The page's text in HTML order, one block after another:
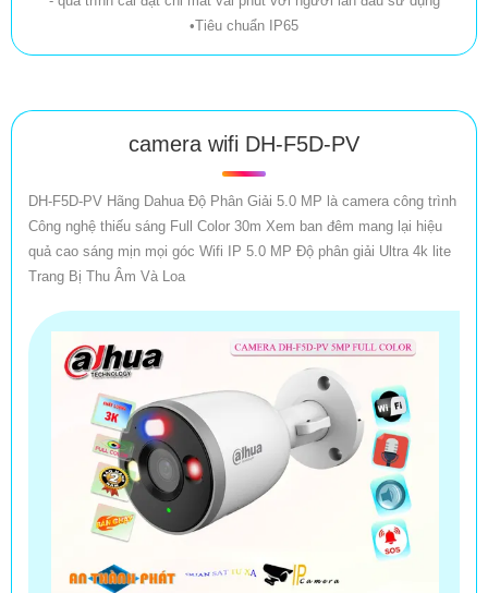
•Tiêu chuẩn IP65
camera wifi DH-F5D-PV
DH-F5D-PV Hãng Dahua Độ Phân Giải 5.0 MP là camera công trình
Công nghệ thiếu sáng Full Color 30m Xem ban đêm mang lại hiệu
quả cao sáng mịn mọi góc Wifi IP 5.0 MP Độ phân giải Ultra 4k lite
Trang Bị Thu Âm Và Loa